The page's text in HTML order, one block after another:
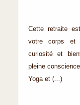
Cette retraite
votre corps et
curiosité et
pleine
Yoga et (...)